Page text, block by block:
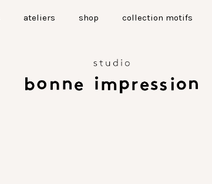
ateliers shop collection motifs